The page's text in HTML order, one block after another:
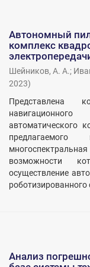
Автономный
комплекс
Шейников, А. А.;
2023)
Представлена
автоматического
предлагаемого
возможности
осуществление
Анализ